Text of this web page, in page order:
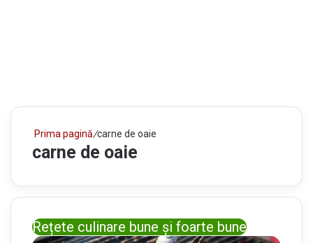
Prima pagină/carne de oaie
carne de oaie
Rețete culinare bune și foarte bune